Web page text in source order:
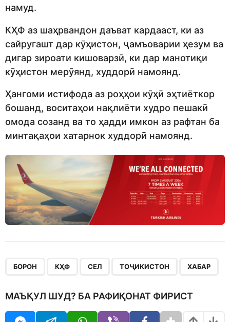
намуд.
КҲФ аз шаҳрвандон даъват кардааст, ки аз
сайругашт дар кӯҳистон, ҷамъоварии ҳезум ва
дигар зироати кишоварзӣ, ки дар манотиқи
кӯҳистон мерӯянд, худдорӣ намоянд.
Ҳангоми истифода аз роҳҳои кӯҳӣ эҳтиёткор
бошанд, воситаҳои нақлиёти худро пешакӣ
омода созанд ва то ҳадди имкон аз рафтан ба
минтақаҳои хатарнок худдорӣ намоянд.
БОРОН КҲФ СЕЛ ТОҶИКИСТОН ХАБАР
МАЪҚУЛ ШУД? БА РАФИҚОНАТ ФИРИСТ